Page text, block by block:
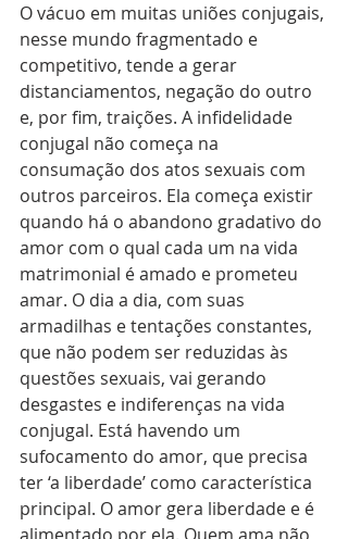
O vácuo em muitas uniões conjugais,
nesse mundo fragmentado e
competitivo, tende a gerar
distanciamentos, negação do outro
e, por fim, traições. A infidelidade
conjugal não começa na
consumação dos atos sexuais com
outros parceiros. Ela começa existir
quando há o abandono gradativo do
amor com o qual cada um na vida
matrimonial é amado e prometeu
amar. O dia a dia, com suas
armadilhas e tentações constantes,
que não podem ser reduzidas às
questões sexuais, vai gerando
desgastes e indiferenças na vida
conjugal. Está havendo um
sufocamento do amor, que precisa
ter ‘a liberdade’ como característica
principal. O amor gera liberdade e é